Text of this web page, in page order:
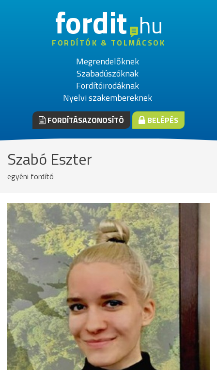
fordithu
FORDÍTÓK & TOLMÁCSOK
Megrendelőknek
Szabadúszóknak
Fordítóirodáknak
Nyelvi szakembereknek
FORDÍTÁSAZONOSÍTÓ BELÉPÉS
Szabó Eszter
egyéni fordító